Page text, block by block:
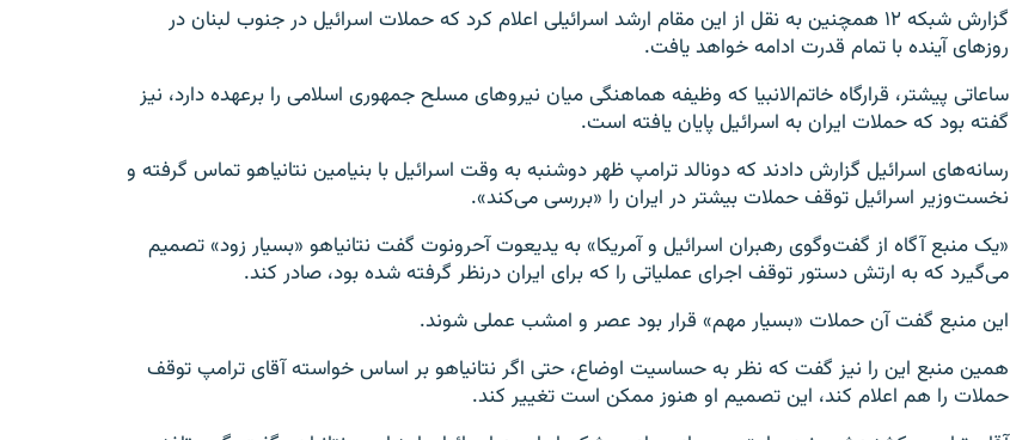
گزارش شبکه ۱۲ همچنین به نقل از این مقام ارشد اسرائیلی اعلام کرد که حملات اسرائیل در جنوب لبنان در
روزهای آینده با تمام قدرت ادامه خواهد یافت.
ساعاتی پیشتر، قرارگاه خاتم‌الانبیا که وظیفه هماهنگی میان نیروهای مسلح جمهوری اسلامی را برعهده دارد، نیز
گفته بود که حملات ایران به اسرائیل پایان یافته است.
رسانه‌های اسرائیل گزارش دادند که دونالد ترامپ ظهر دوشنبه به وقت اسرائیل با بنیامین نتانیاهو تماس گرفته و
نخست‌وزیر اسرائیل توقف حملات بیشتر در ایران را «بررسی می‌کند».
«یک منبع آگاه از گفت‌وگوی رهبران اسرائیل و آمریکا» به یدیعوت آحرونوت گفت نتانیاهو «بسیار زود» تصمیم
می‌گیرد که به ارتش دستور توقف اجرای عملیاتی را که برای ایران درنظر گرفته شده بود، صادر کند.
این منبع گفت آن حملات «بسیار مهم» قرار بود عصر و امشب عملی شوند.
همین منبع این را نیز گفت که نظر به حساسیت اوضاع، حتی اگر نتانیاهو بر اساس خواسته آقای ترامپ توقف
حملات را هم اعلام کند، این تصمیم او هنوز ممکن است تغییر کند.